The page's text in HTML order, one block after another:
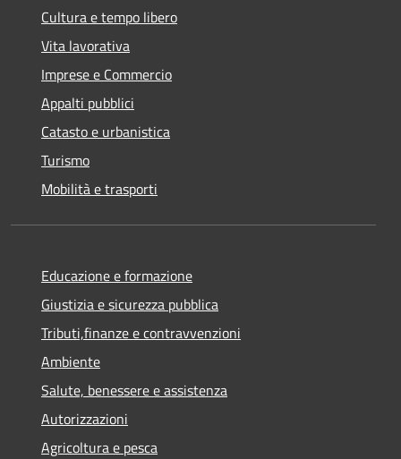
Cultura e tempo libero
Vita lavorativa
Imprese e Commercio
Appalti pubblici
Catasto e urbanistica
Turismo
Mobilità e trasporti
Educazione e formazione
Giustizia e sicurezza pubblica
Tributi,finanze e contravvenzioni
Ambiente
Salute, benessere e assistenza
Autorizzazioni
Agricoltura e pesca